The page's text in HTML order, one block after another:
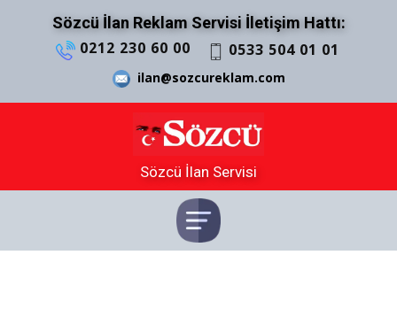
Sözcü İlan Reklam Servisi İletişim Hattı:
0212 230 60 00 0533 504 01 01
ilan@sozcureklam.com
Sözcü İlan Servisi